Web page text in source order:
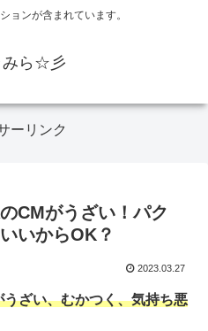
ョンが含まれています。
ら☆彡
ーリンク
CMがうざい！パク
いからOK？
2023.03.27
ざい、むかつく、気持ち悪